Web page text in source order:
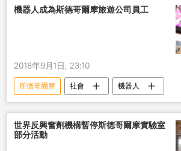
諾貝爾獎
機器人成為斯德哥爾摩旅遊公司員工
2018年9月1日, 23:10
斯德哥爾摩 社會 機器人
世界反興奮劑機構暫停斯德哥爾摩實驗室
部分活動